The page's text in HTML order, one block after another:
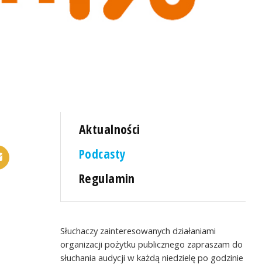
Aktualności
Podcasty
Regulamin
Słuchaczy zainteresowanych działaniami
organizacji pożytku publicznego zapraszam do
słuchania audycji w każdą niedzielę po godzinie